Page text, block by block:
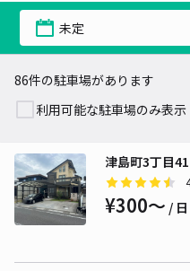
未定
86件の駐車場があります
利用可能な駐車場のみ表示
津島町3丁目
¥300〜 / 日